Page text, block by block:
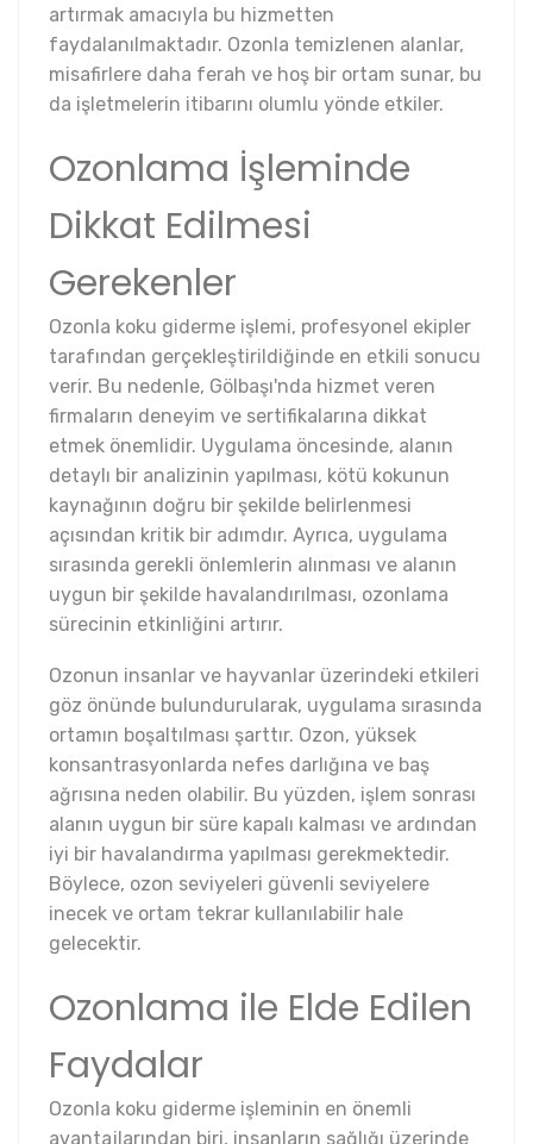
artırmak amacıyla bu hizmetten
faydalanılmaktadır. Ozonla temizlenen alanlar,
misafirlere daha ferah ve hoş bir ortam sunar, bu
da işletmelerin itibarını olumlu yönde etkiler.
Ozonlama İşleminde
Dikkat Edilmesi
Gerekenler
Ozonla koku giderme işlemi, profesyonel ekipler
tarafından gerçekleştirildiğinde en etkili sonucu
verir. Bu nedenle, Gölbaşı'nda hizmet veren
firmaların deneyim ve sertifikalarına dikkat
etmek önemlidir. Uygulama öncesinde, alanın
detaylı bir analizinin yapılması, kötü kokunun
kaynağının doğru bir şekilde belirlenmesi
açısından kritik bir adımdır. Ayrıca, uygulama
sırasında gerekli önlemlerin alınması ve alanın
uygun bir şekilde havalandırılması, ozonlama
sürecinin etkinliğini artırır.
Ozonun insanlar ve hayvanlar üzerindeki etkileri
göz önünde bulundurularak, uygulama sırasında
ortamın boşaltılması şarttır. Ozon, yüksek
konsantrasyonlarda nefes darlığına ve baş
ağrısına neden olabilir. Bu yüzden, işlem sonrası
alanın uygun bir süre kapalı kalması ve ardından
iyi bir havalandırma yapılması gerekmektedir.
Böylece, ozon seviyeleri güvenli seviyelere
inecek ve ortam tekrar kullanılabilir hale
gelecektir.
Ozonlama ile Elde Edilen
Faydalar
Ozonla koku giderme işleminin en önemli
avantajlarından biri, insanların sağlığı üzerinde